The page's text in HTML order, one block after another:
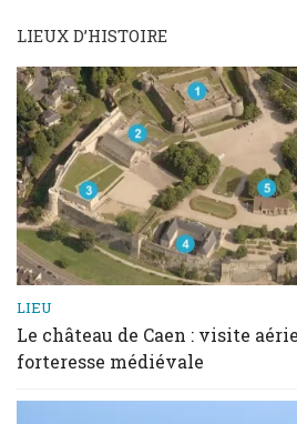
LIEUX D’HISTOIRE
LIEU
Le château de Caen : visite
forteresse médiévale